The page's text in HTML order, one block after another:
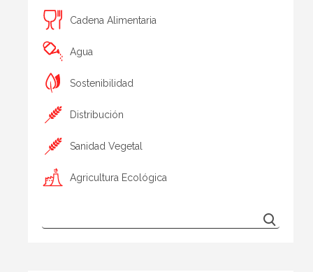
Cadena Alimentaria
Agua
Sostenibilidad
Distribución
Sanidad Vegetal
Agricultura Ecológica